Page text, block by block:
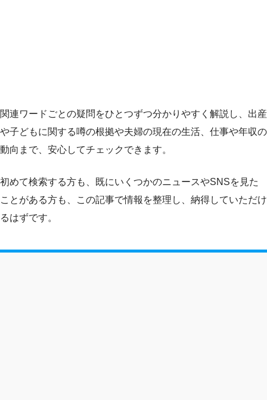
関連ワードごとの疑問をひとつずつ分かりやすく解説し、出産
や子どもに関する噂の根拠や夫婦の現在の生活、仕事や年収の
動向まで、安心してチェックできます。
初めて検索する方も、既にいくつかのニュースやSNSを見た
ことがある方も、この記事で情報を整理し、納得していただけ
るはずです。